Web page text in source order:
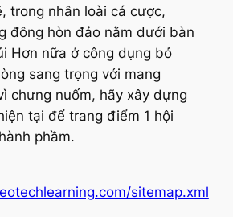
trong nhân loài cá cược,
đông hòn đảo nằm dưới bàn
Hơn nữa ở công dụng bỏ
sang trọng với mang
chưng nuốm, hãy xây dựng
tại để trang điểm 1 hội
phầm.
sitemap.xml